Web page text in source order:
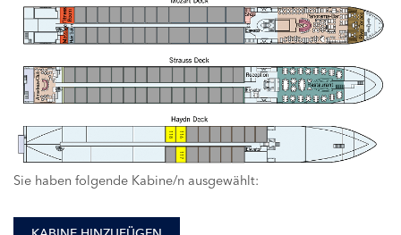
116
117
118
Sie haben folgende Kabine/n ausgewählt: